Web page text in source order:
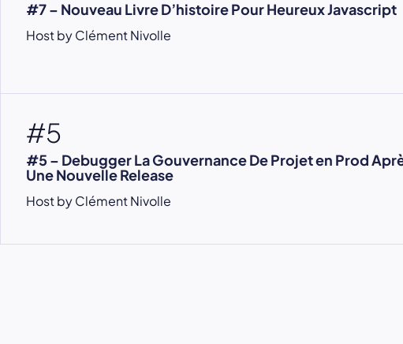
#7 – Nouveau Livre D’histoire Pour Heureux Javascript
Host by Clément Nivolle
#5
#5 – Debugger La Gouvernance De Projet en Prod
Une Nouvelle Release
Host by Clément Nivolle